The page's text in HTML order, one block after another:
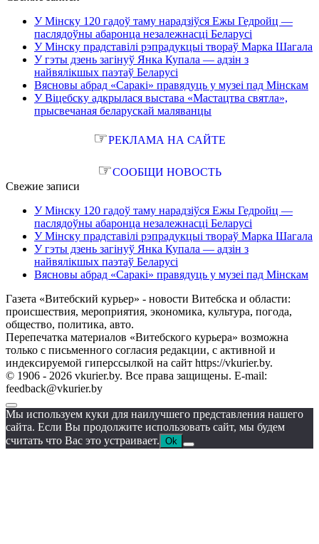
У Мінску 120 гадоў таму нарадзіўся Ежы Гедройц —
паслядоўны абаронца незалежнасці Беларусі
У Мінску прадставілі рэпрадукцыі твораў Марка Шагала
У гэты дзень загінуў Янка Купала — адзін з
найвялікшых паэтаў Беларусі
Вясновы абрад «Саракі» правядуць у музеі пад Мінскам
У Віцебску адкрылася выстава «Мастацтва святла»,
прысвечаная беларускай маляванцы
☞РЕКЛАМА НА САЙТЕ
☞СООБЩИ НОВОСТЬ
Свежие записи
У Мінску 120 гадоў таму нарадзіўся Ежы Гедройц —
паслядоўны абаронца незалежнасці Беларусі
У Мінску прадставілі рэпрадукцыі твораў Марка Шагала
У гэты дзень загінуў Янка Купала — адзін з
найвялікшых паэтаў Беларусі
Вясновы абрад «Саракі» правядуць у музеі пад Мінскам
Газета «Витебский курьер» - новости Витебска и области:
происшествия, мероприятия, экономика, культура, погода,
общество, политика, авто.
Перепечатка материалов «Витебского курьера» возможна
только с письменного согласия редакции, с активной и
индексируемой гиперссылкой на сайт https://vkurier.by.
© 1906 - 2026 vkurier.by. Все права защищены. E-mail:
feedback@vkurier.by
Мы используем куки для наилучшего представления нашего
сайта. Если Вы продолжите использовать сайт, мы будем
считать что Вас это устраивает. Ok